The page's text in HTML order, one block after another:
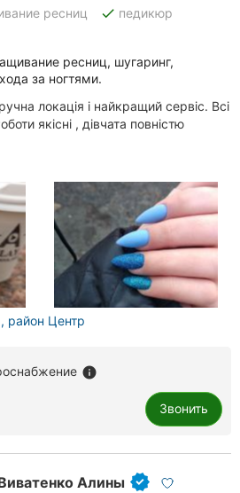
ресниц done педикюр
ресниц, шугаринг,
за ногтями.
локація і найкращий сервіс. Всі
якісні , дівчата повністю
район Центр
info
Звонить
Алины